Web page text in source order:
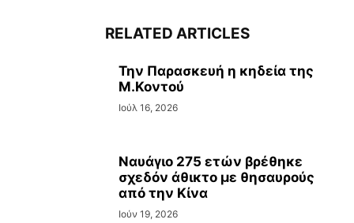
RELATED ARTICLES
Την Παρασκευή η κηδεία της
Μ.Κοντού
Ιούλ 16, 2026
Ναυάγιο 275 ετών βρέθηκε
σχεδόν άθικτο με θησαυρούς
από την Κίνα
Ιούν 19, 2026